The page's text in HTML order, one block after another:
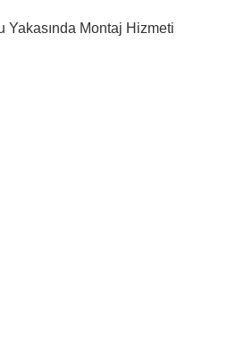
Yakasında Montaj Hizmeti